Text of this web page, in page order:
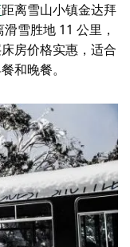
距离雪山小镇金达拜
雪胜地 11 公里，
房价格实惠，适合
和晚餐。